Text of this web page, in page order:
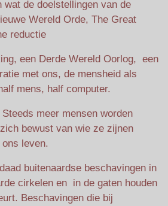
wat de doelstellingen van de
Wereld Orde, The Great
reductie
een Derde Wereld Oorlog, een
met ons, de mensheid als
mens, half computer.
meer mensen worden
bewust van wie ze zijnen
leven.
buitenaardse beschavingen in
cirkelen en in de gaten houden
Beschavingen die bij